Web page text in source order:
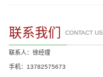
联系我们 CONTACT US
联系人：徐经理
手机：13782575673